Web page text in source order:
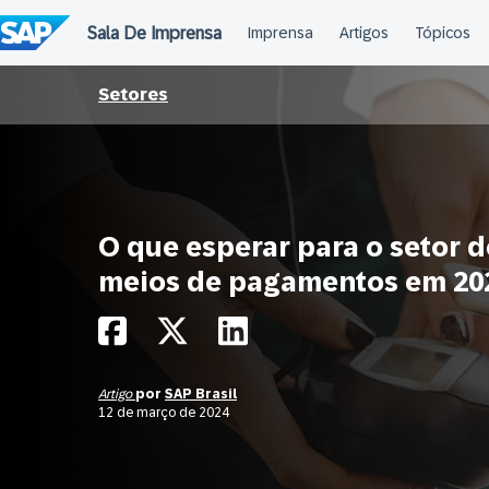
para
o
conteúdo
Setores
O que esperar para o setor
meios de pagamentos em
Artigo por SAP Brasil
12 de março de 2024